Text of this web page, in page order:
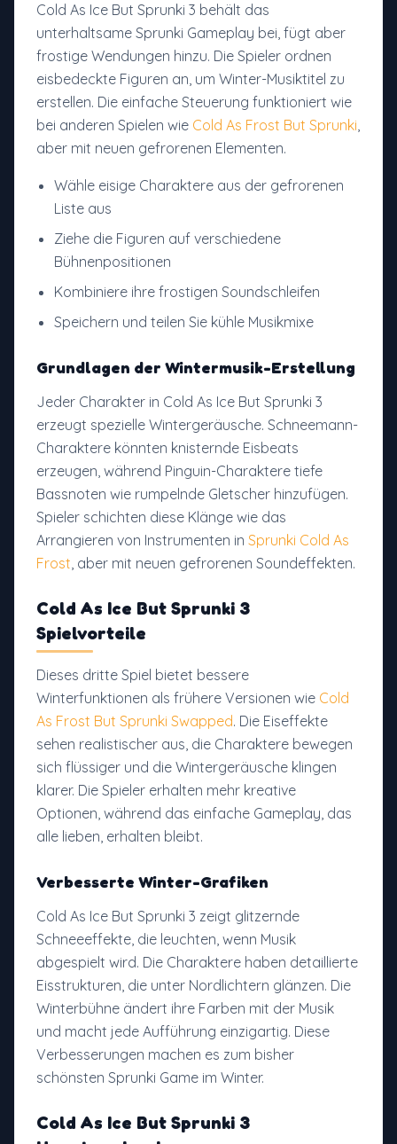
Cold As Ice But Sprunki 3 behält das
unterhaltsame Sprunki Gameplay bei, fügt aber
frostige Wendungen hinzu. Die Spieler ordnen
eisbedeckte Figuren an, um Winter-Musiktitel zu
erstellen. Die einfache Steuerung funktioniert wie
bei anderen Spielen wie Cold As Frost But Sprunki,
aber mit neuen gefrorenen Elementen.
Wähle eisige Charaktere aus der gefrorenen
Liste aus
Ziehe die Figuren auf verschiedene
Bühnenpositionen
Kombiniere ihre frostigen Soundschleifen
Speichern und teilen Sie kühle Musikmixe
Grundlagen der Wintermusik-Erstellung
Jeder Charakter in Cold As Ice But Sprunki 3
erzeugt spezielle Wintergeräusche. Schneemann-
Charaktere könnten knisternde Eisbeats
erzeugen, während Pinguin-Charaktere tiefe
Bassnoten wie rumpelnde Gletscher hinzufügen.
Spieler schichten diese Klänge wie das
Arrangieren von Instrumenten in Sprunki Cold As
Frost, aber mit neuen gefrorenen Soundeffekten.
Cold As Ice But Sprunki 3
Spielvorteile
Dieses dritte Spiel bietet bessere
Winterfunktionen als frühere Versionen wie Cold
As Frost But Sprunki Swapped. Die Eiseffekte
sehen realistischer aus, die Charaktere bewegen
sich flüssiger und die Wintergeräusche klingen
klarer. Die Spieler erhalten mehr kreative
Optionen, während das einfache Gameplay, das
alle lieben, erhalten bleibt.
Verbesserte Winter-Grafiken
Cold As Ice But Sprunki 3 zeigt glitzernde
Schneeeffekte, die leuchten, wenn Musik
abgespielt wird. Die Charaktere haben detaillierte
Eisstrukturen, die unter Nordlichtern glänzen. Die
Winterbühne ändert ihre Farben mit der Musik
und macht jede Aufführung einzigartig. Diese
Verbesserungen machen es zum bisher
schönsten Sprunki Game im Winter.
Cold As Ice But Sprunki 3